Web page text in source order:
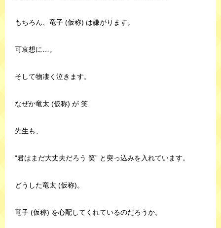
もちろん、竜子 (仮称) は嫌がります。
可哀想に…。
そして物凄く泣きます。
なぜか竜太 (仮称) が 笑
先生も、
“君はまだ大丈夫だろう 笑” と突っ込みを入れています。
どうした竜太 (仮称)。
竜子 (仮称) を心配してくれているのだろうか。